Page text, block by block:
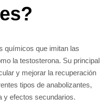
químicos que imitan las
la testosterona. Su principal
y mejorar la recuperación
tipos de anabolizantes,
y efectos secundarios.